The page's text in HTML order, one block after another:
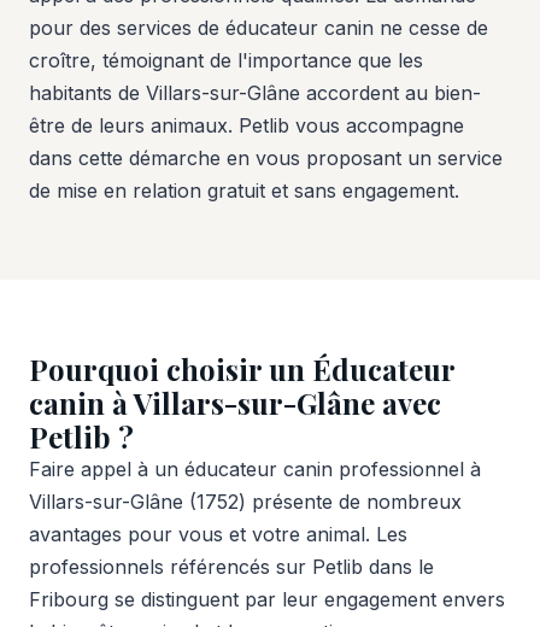
pour des services de éducateur canin ne cesse de
croître, témoignant de l'importance que les
habitants de Villars-sur-Glâne accordent au bien-
être de leurs animaux. Petlib vous accompagne
dans cette démarche en vous proposant un service
de mise en relation gratuit et sans engagement.
Pourquoi choisir un Éducateur
canin à Villars-sur-Glâne avec
Petlib ?
Faire appel à un éducateur canin professionnel à
Villars-sur-Glâne (1752) présente de nombreux
avantages pour vous et votre animal. Les
professionnels référencés sur Petlib dans le
Fribourg se distinguent par leur engagement envers